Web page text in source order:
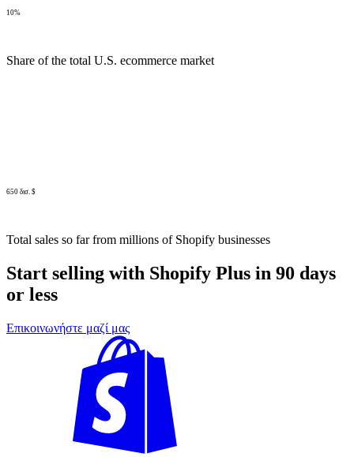
10%
Share of the total U.S. ecommerce market
650 δισ. $
Total sales so far from millions of Shopify businesses
Start selling with Shopify Plus in 90 days
or less
Επικοινωνήστε μαζί μας